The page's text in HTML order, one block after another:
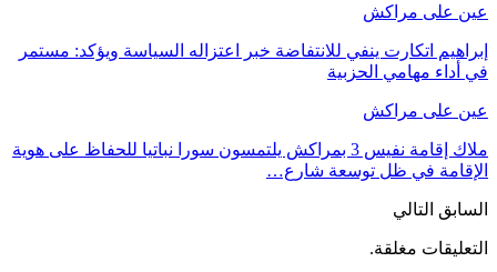
عين على مراكش
إبراهيم اتكارت ينفي للانتفاضة خبر اعتزاله السياسة ويؤكد: مستمر
في أداء مهامي الحزبية
عين على مراكش
ملاك إقامة نفيس 3 بمراكش يلتمسون سورا نباتيا للحفاظ على هوية
الإقامة في ظل توسعة شارع…
السابق التالي
التعليقات مغلقة.